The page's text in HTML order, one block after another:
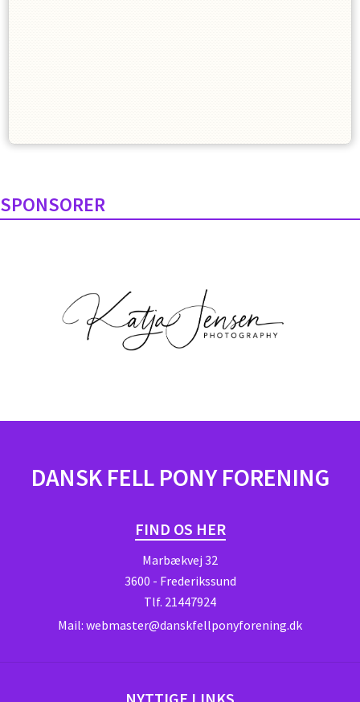
SPONSORER
DANSK FELL PONY FORENING
FIND OS HER
Marbækvej 32
3600 - Frederikssund
Tlf. 21447924
Mail: webmaster@danskfellponyforening.dk